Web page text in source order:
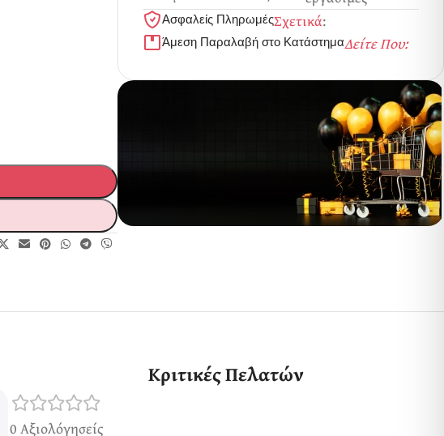
Ασφαλείς ΠληρωμέςΣχετικά:
Άμεση Παραλαβή στο ΚατάστημαΔείτε Που:
Friday!
Κριτικές Πελατών
0 Αξιολόγησείς